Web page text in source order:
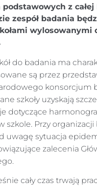
podstawowych z
zespół badania
wylosowanymi
do badania ma
są przez
konsorcjum
szkoły uzyskają
dotyczące
szkole. Przy
uwagę sytuacja
zalecenia
cały czas trwają